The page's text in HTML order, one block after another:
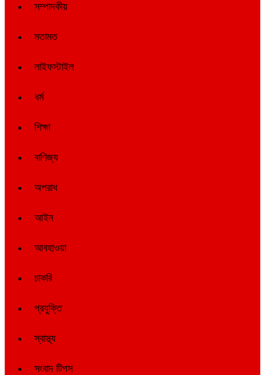
সম্পাদকীয়
মতামত
লাইফস্টাইল
ধর্ম
শিক্ষা
বাণিজ্য
অপরাধ
আইন
আবহাওয়া
চাকরি
প্রযুক্তি
স্বাস্থ্য
সংবাদ টিপস